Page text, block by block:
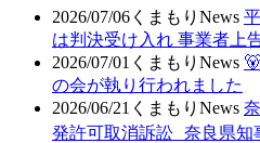
2026/07/06 くまもりNews
は判決受け入れ 事業者上
2026/07/01 くまもりNews
の会が執り行われました
2026/06/21 くまもりNews
発許可取消訴訟 奈良県知